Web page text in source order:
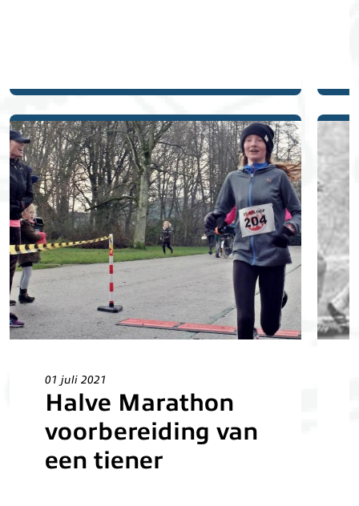
01 juli 2021
Halve Marathon
voorbereiding van
een tiener